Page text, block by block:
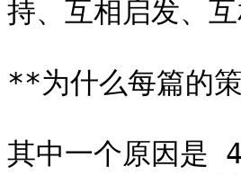
持、互相启发、互
**为什么每篇的
其中一个原因是